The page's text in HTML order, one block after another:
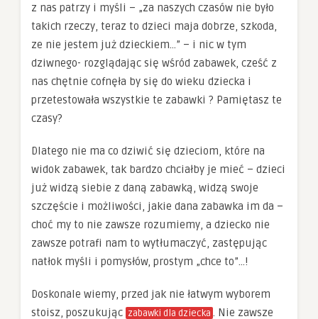
z nas patrzy i myśli – „za naszych czasów nie było
takich rzeczy, teraz to dzieci maja dobrze, szkoda,
ze nie jestem już dzieckiem…” – i nic w tym
dziwnego- rozglądając się wśród zabawek, cześć z
nas chętnie cofnęła by się do wieku dziecka i
przetestowała wszystkie te zabawki ? Pamiętasz te
czasy?
Dlatego nie ma co dziwić się dzieciom, które na
widok zabawek, tak bardzo chciałby je mieć – dzieci
już widzą siebie z daną zabawką, widzą swoje
szczęście i możliwości, jakie dana zabawka im da –
choć my to nie zawsze rozumiemy, a dziecko nie
zawsze potrafi nam to wytłumaczyć, zastępując
natłok myśli i pomysłów, prostym „chce to”…!
Doskonale wiemy, przed jak nie łatwym wyborem
stoisz, poszukując zabawki dla dziecka . Nie zawsze